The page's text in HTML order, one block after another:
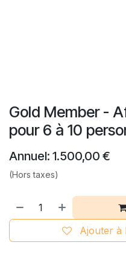
Gold Member -
pour 6 à 10
Annuel: 1.500,00 €
(Hors taxes)
Ajouter à